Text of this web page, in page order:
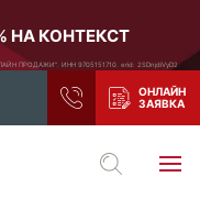
НА КОНТЕКСТ
ПРОДАЖИ". ИНН 9705151710. erid: 2SDnjdiVyD2